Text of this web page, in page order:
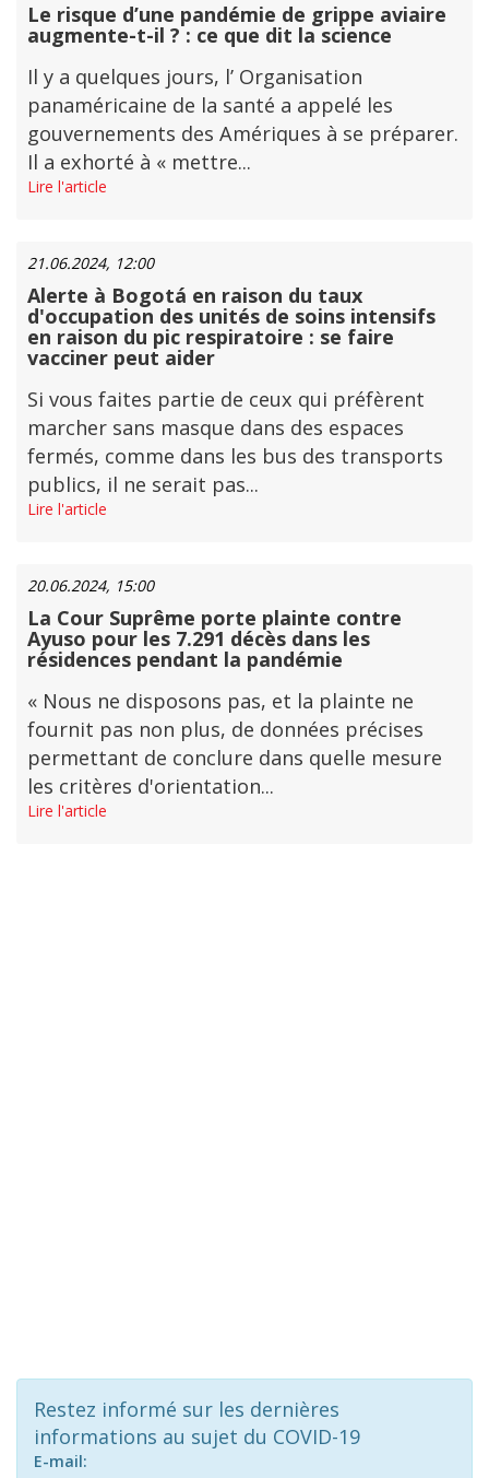
Le risque d’une pandémie de grippe aviaire
augmente-t-il ? : ce que dit la science
Il y a quelques jours, l’ Organisation
panaméricaine de la santé a appelé les
gouvernements des Amériques à se préparer.
Il a exhorté à « mettre...
Lire l'article
21.06.2024, 12:00
Alerte à Bogotá en raison du taux
d'occupation des unités de soins intensifs
en raison du pic respiratoire : se faire
vacciner peut aider
Si vous faites partie de ceux qui préfèrent
marcher sans masque dans des espaces
fermés, comme dans les bus des transports
publics, il ne serait pas...
Lire l'article
20.06.2024, 15:00
La Cour Suprême porte plainte contre
Ayuso pour les 7.291 décès dans les
résidences pendant la pandémie
« Nous ne disposons pas, et la plainte ne
fournit pas non plus, de données précises
permettant de conclure dans quelle mesure
les critères d'orientation...
Lire l'article
Restez informé sur les dernières
informations au sujet du COVID-19
E-mail: